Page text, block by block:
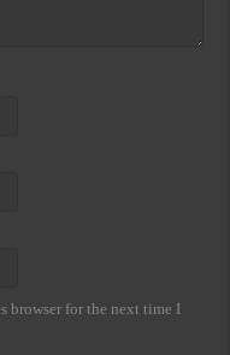
browser for the next time I